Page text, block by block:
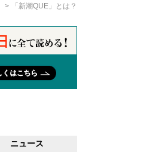
「新潮QUE」とは？
ニュース